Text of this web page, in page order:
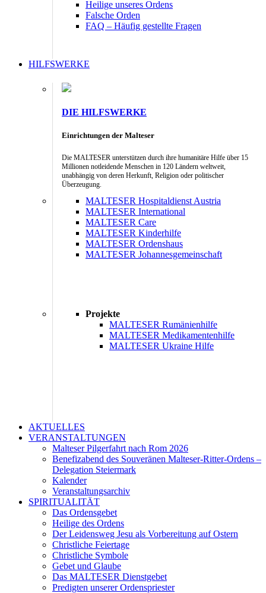
Heilige unseres Ordens
Falsche Orden
FAQ – Häufig gestellte Fragen
HILFSWERKE
DIE HILFSWERKE
Einrichtungen der Malteser
Die MALTESER unterstützen durch ihre humanitäre Hilfe über 15
Millionen notleidende Menschen in 120 Ländern weltweit,
unabhängig von deren Herkunft, Religion oder politischer
Überzeugung.
MALTESER Hospitaldienst Austria
MALTESER International
MALTESER Care
MALTESER Kinderhilfe
MALTESER Ordenshaus
MALTESER Johannesgemeinschaft
Projekte
MALTESER Rumänienhilfe
MALTESER Medikamentenhilfe
MALTESER Ukraine Hilfe
AKTUELLES
VERANSTALTUNGEN
Malteser Pilgerfahrt nach Rom 2026
Benefizabend des Souveränen Malteser-Ritter-Ordens –
Delegation Steiermark
Kalender
Veranstaltungsarchiv
SPIRITUALITÄT
Das Ordensgebet
Heilige des Ordens
Der Leidensweg Jesu als Vorbereitung auf Ostern
Christliche Feiertage
Christliche Symbole
Gebet und Glaube
Das MALTESER Dienstgebet
Predigten unserer Ordenspriester